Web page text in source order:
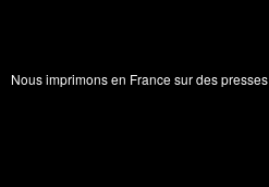
Nous imprimons en France sur des presses